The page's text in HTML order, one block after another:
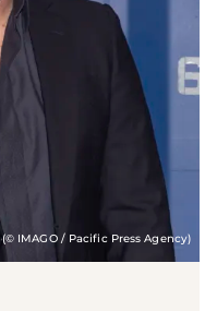
(© IMAGO / Pacific Press Agency)